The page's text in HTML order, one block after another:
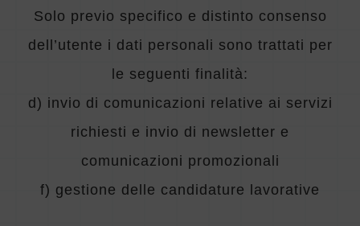
Solo previo specifico e distinto consenso
dell’utente i dati personali sono trattati per
le seguenti finalità:
d) invio di comunicazioni relative ai servizi
richiesti e invio di newsletter e
comunicazioni promozionali
f) gestione delle candidature lavorative